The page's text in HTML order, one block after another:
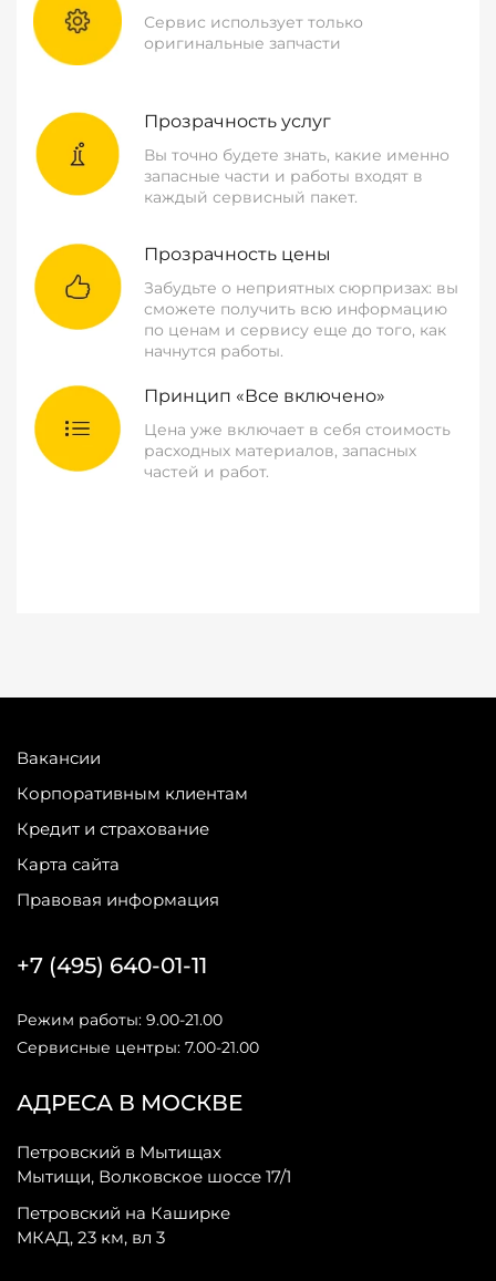
Сервис использует только
оригинальные запчасти
Прозрачность услуг
Вы точно будете знать, какие именно
запасные части и работы входят в
каждый сервисный пакет.
Прозрачность цены
Забудьте о неприятных сюрпризах: вы
сможете получить всю информацию
по ценам и сервису еще до того, как
начнутся работы.
Принцип «Все включено»
Цена уже включает в себя стоимость
расходных материалов, запасных
частей и работ.
Вакансии
Корпоративным клиентам
Кредит и страхование
Карта сайта
Правовая информация
АДРЕСА В МОСКВЕ
Петровский в Мытищах
Мытищи, Волковское шоссе 17/1
Петровский на Каширке
МКАД, 23 км, вл 3
+7 (495) 640-01-11
Режим работы: 9.00-21.00
Сервисные центры: 7.00-21.00